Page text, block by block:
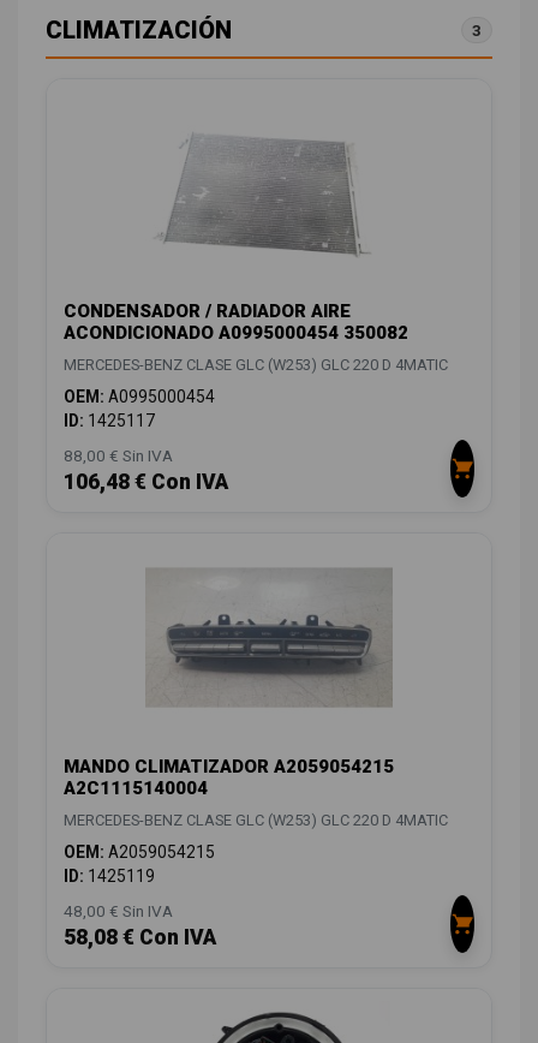
CLIMATIZACIÓN 3
CONDENSADOR / RADIADOR AIRE
ACONDICIONADO A0995000454 350082
MERCEDES-BENZ CLASE GLC (W253) GLC 220 D 4MATIC
OEM: A0995000454
ID: 1425117
88,00 € Sin IVA
106,48 € Con IVA
MANDO CLIMATIZADOR A2059054215
A2C1115140004
MERCEDES-BENZ CLASE GLC (W253) GLC 220 D 4MATIC
OEM: A2059054215
ID: 1425119
48,00 € Sin IVA
58,08 € Con IVA